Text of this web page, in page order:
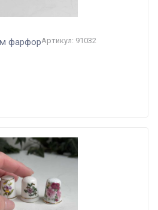
фарфорАртикул: 91032